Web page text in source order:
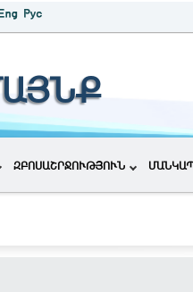
ԶԲՈՍԱՇՐՋՈՒԹՅՈՒՆ